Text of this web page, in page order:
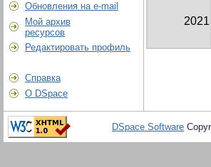
Обновления на e-mail
Мой архив
ресурсов
Редактировать профиль
Справка
О DSpace
2021
DSpace Software